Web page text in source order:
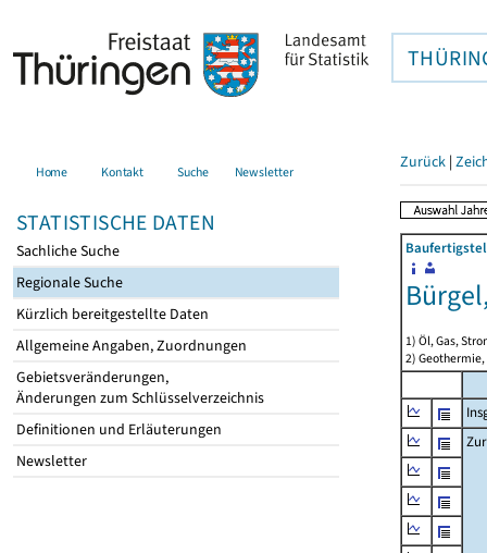
Home Kontakt Suche Newsletter
STATISTISCHE DATEN
Sachliche Suche
Regionale Suche
Kürzlich bereitgestellte Daten
Allgemeine Angaben, Zuordnungen
Gebietsveränderungen,
Änderungen zum Schlüsselverzeichnis
Definitionen und Erläuterungen
Newsletter
Zurück |
1) Öl, Gas,
2)